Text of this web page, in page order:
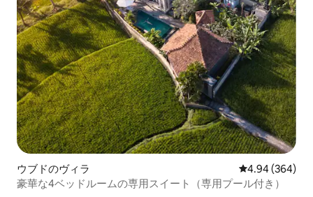
ウブドのヴィラ レビュー364
4.94 (364)
豪華な4ベッドルームの専用スイート（専用プール付き）